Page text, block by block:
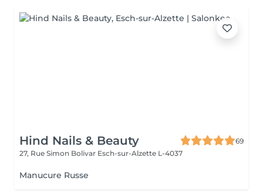
Hind Nails & Beauty
69
27, Rue Simon Bolivar Esch-sur-Alzette L-4037
Manucure Russe